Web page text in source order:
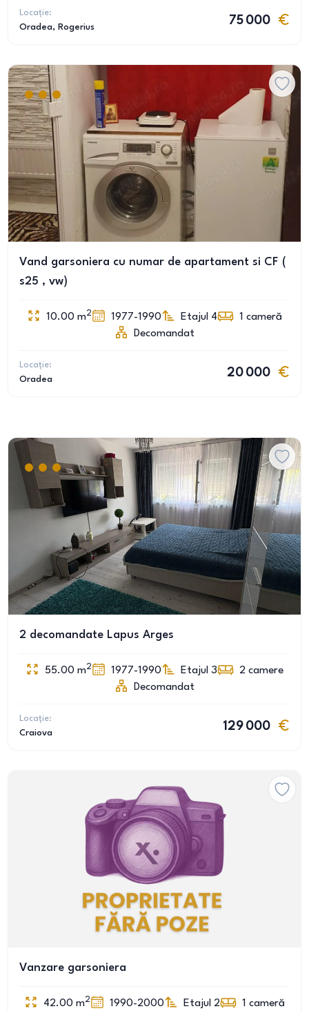
Locație:
Oradea, Rogerius
75 000
Vand garsoniera cu numar de apartament si CF (
s25 , vw)
10.00 m2 1977-1990 Etajul 4 1 cameră
Decomandat
Locație:
Oradea
20 000
2 decomandate Lapus Arges
55.00 m2 1977-1990 Etajul 3 2 camere
Decomandat
Locație:
Craiova
129 000
Vanzare garsoniera
42.00 m2 1990-2000 Etajul 2 1 cameră